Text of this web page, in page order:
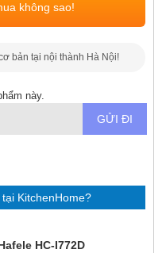
không sao!
bản tại nội thành Hà Nội!
này.
KitchenHome?
HC-I772D